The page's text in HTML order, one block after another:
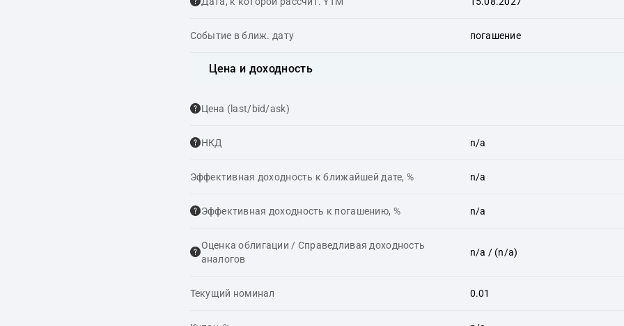
Событие в ближ. дату погашение
Цена и доходность
Цена (last/bid/ask)
НКД n/a
Эффективная доходность к ближайшей дате, % n/a
Эффективная доходность к погашению, % n/a
Оценка облигации / Справедливая доходность
аналогов
n/a / (n/a)
Текущий номинал 0.01